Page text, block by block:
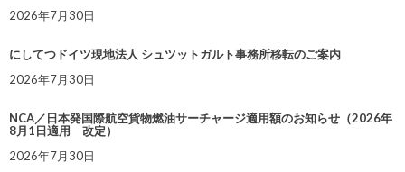
2026年7月30日
にしてつドイツ現地法人 シュツットガルト事務所移転のご案内
2026年7月30日
NCA／日本発国際航空貨物燃油サーチャージ適用額のお知らせ（2026年
8月1日適用 改定）
2026年7月30日